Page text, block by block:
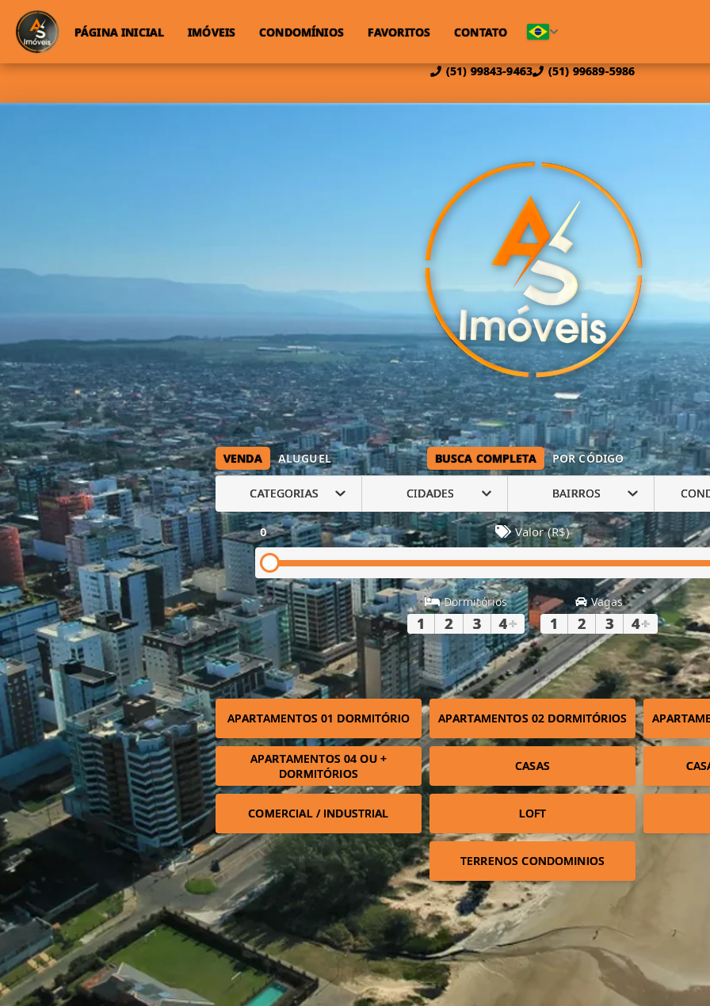
(51) 99843-9463 (51) 99689-5986
PÁGINA INICIAL IMÓVEIS CONDOMÍNIOS FAVORITOS CONTATO
VENDA ALUGUEL BUSCA COMPLETA POR CÓDIGO
CATEGORIAS CIDADES BAIRROS
0 Valor (R$)
Dormitórios
1 2 3 4+
Vagas
1 2 3 4+
APARTAMENTOS 01 DORMITÓRIO APARTAMENTOS 02 DORMITÓRIOS
APARTAMENTOS 04 OU +
DORMITÓRIOS
CASAS
COMERCIAL / INDUSTRIAL LOFT
TERRENOS CONDOMINIOS